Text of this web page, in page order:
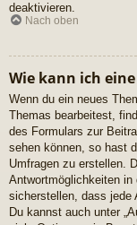
deaktivieren.
Nach oben
Wie kann ich
Wenn du ein neues
Themas bearbeitest,
des Formulars zur
sehen können, so hast
Umfragen zu erstellen.
Antwortmöglichkeiten in
sicherstellen, dass jede
Du kannst auch unter